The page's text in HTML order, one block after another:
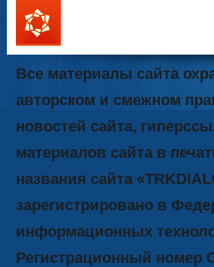
111
Все материалы сайта
авторском и смежном
новостей сайта,
материалов сайта в
названия сайта
зарегистрировано в
информационных
Регистрационный номер